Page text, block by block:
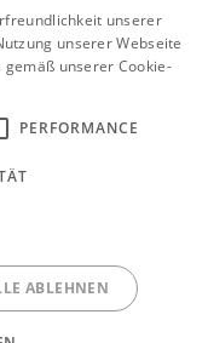
unserer
unserer Webseite
gemäß unserer Cookie-
PERFORMANCE
ABLEHNEN